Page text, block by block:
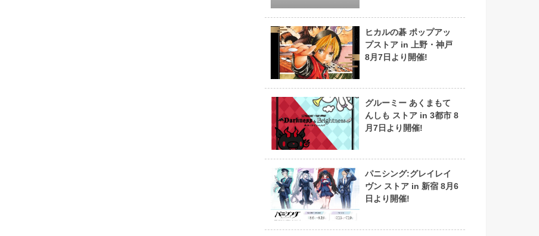
ヒカルの碁 ポップアッ
プストア in 上野・神戸
8月7日より開催!
グルーミー あくまもて
んしも ストア in 3都市 8
月7日より開催!
パニシング:グレイレイ
ヴン ストア in 新宿 8月6
日より開催!